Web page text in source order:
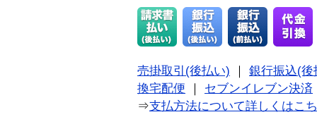
売掛取引(後払い)
銀行振込(後
換宅配便
セブンイレブン決済
⇒支払方法について詳しくはこ